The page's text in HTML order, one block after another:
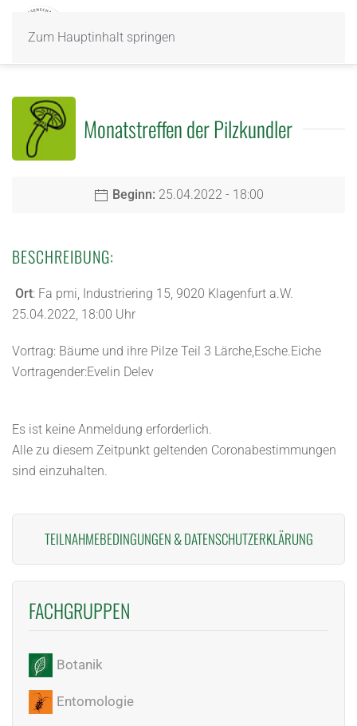
Zum Hauptinhalt springen
FACHGRUPPEN
Botanik
Entomologie
Monatstreffen der Pilzkundler
Beginn: 25.04.2022 - 18:00
BESCHREIBUNG:
Ort: Fa pmi, Industriering 15, 9020 Klagenfurt a.W.
25.04.2022, 18:00 Uhr
Vortrag: Bäume und ihre Pilze Teil 3 Lärche,Esche.Eiche
Vortragender:Evelin Delev
Es ist keine Anmeldung erforderlich.
Alle zu diesem Zeitpunkt geltenden Coronabestimmungen
sind einzuhalten.
TEILNAHMEBEDINGUNGEN &DATENSCHUTZERKLÄRUNG